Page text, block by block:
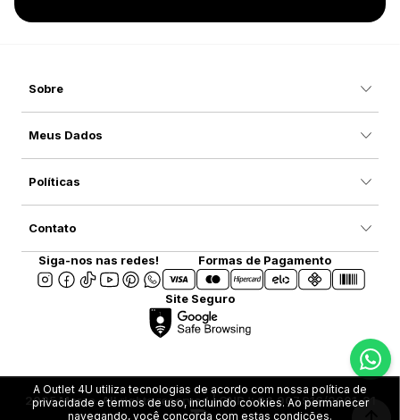
Sobre
Meus Dados
Políticas
Contato
Siga-nos nas redes! Formas de Pagamento
Site Seguro
2025 Marca. All rights reserved | CNPJ: 08.907.916/0001-31
A Outlet 4U utiliza tecnologias de acordo com nossa política de
privacidade e termos de uso, incluindo cookies. Ao permanecer
navegando, você concorda com estas condições.